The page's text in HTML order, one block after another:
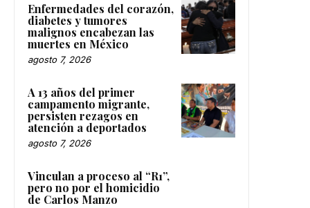
Enfermedades del corazón,
diabetes y tumores
malignos encabezan las
muertes en México
agosto 7, 2026
A 13 años del primer
campamento migrante,
persisten rezagos en
atención a deportados
agosto 7, 2026
Vinculan a proceso al “R1”,
pero no por el homicidio
de Carlos Manzo